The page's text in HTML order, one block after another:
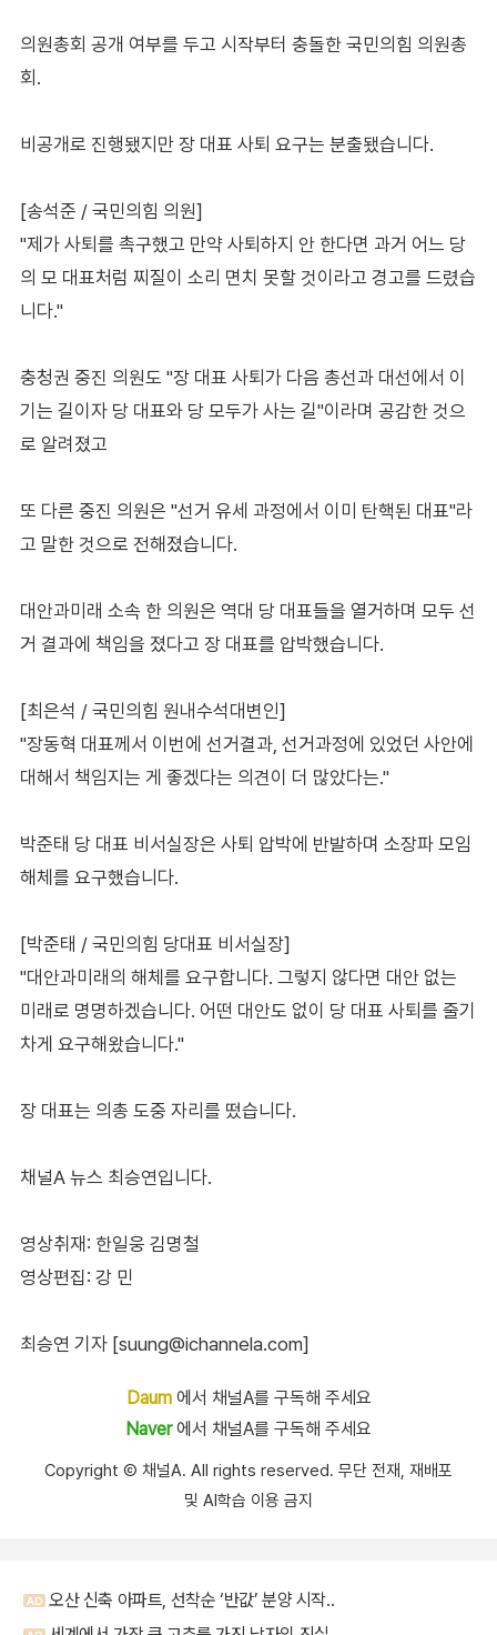
의원총회 공개 여부를 두고 시작부터 충돌한 국민의힘 의원총
회.
비공개로 진행됐지만 장 대표 사퇴 요구는 분출됐습니다.
[송석준 / 국민의힘 의원]
"제가 사퇴를 촉구했고 만약 사퇴하지 안 한다면 과거 어느 당
의 모 대표처럼 찌질이 소리 면치 못할 것이라고 경고를 드렸습
니다."
충청권 중진 의원도 "장 대표 사퇴가 다음 총선과 대선에서 이
기는 길이자 당 대표와 당 모두가 사는 길"이라며 공감한 것으
로 알려졌고
또 다른 중진 의원은 "선거 유세 과정에서 이미 탄핵된 대표"라
고 말한 것으로 전해졌습니다.
대안과미래 소속 한 의원은 역대 당 대표들을 열거하며 모두 선
거 결과에 책임을 졌다고 장 대표를 압박했습니다.
[최은석 / 국민의힘 원내수석대변인]
"장동혁 대표께서 이번에 선거결과, 선거과정에 있었던 사안에
대해서 책임지는 게 좋겠다는 의견이 더 많았다는."
박준태 당 대표 비서실장은 사퇴 압박에 반발하며 소장파 모임
해체를 요구했습니다.
[박준태 / 국민의힘 당대표 비서실장]
"대안과미래의 해체를 요구합니다. 그렇지 않다면 대안 없는
미래로 명명하겠습니다. 어떤 대안도 없이 당 대표 사퇴를 줄기
차게 요구해왔습니다."
장 대표는 의총 도중 자리를 떴습니다.
채널A 뉴스 최승연입니다.
영상취재: 한일웅 김명철
영상편집: 강 민
최승연 기자 [suung@ichannela.com]
Daum에서 채널A를 구독해 주세요
Naver에서 채널A를 구독해 주세요
Copyright Ⓒ 채널A. All rights reserved. 무단 전재, 재배포
및 AI학습 이용 금지